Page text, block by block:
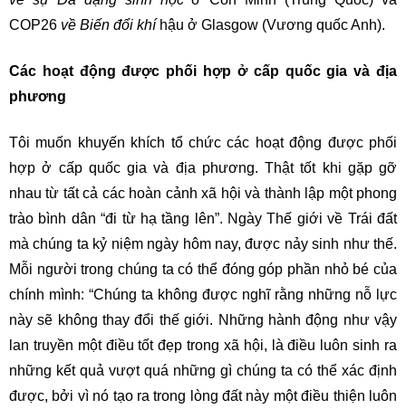
COP26 về Biến đổi khíhậu ở Glasgow (Vương quốc Anh).
Các hoạt động được phối hợp ở cấp quốc gia và địa
phương
Tôi muốn khuyến khích tổ chức các hoạt động được phối
hợp ở cấp quốc gia và địa phương. Thật tốt khi gặp gỡ
nhau từ tất cả các hoàn cảnh xã hội và thành lập một phong
trào bình dân “đi từ hạ tầng lên”. Ngày Thế giới về Trái đất
mà chúng ta kỷ niệm ngày hôm nay, được nảy sinh như thế.
Mỗi người trong chúng ta có thể đóng góp phần nhỏ bé của
chính mình: “Chúng ta không được nghĩ rằng những nỗ lực
này sẽ không thay đổi thế giới. Những hành động như vậy
lan truyền một điều tốt đẹp trong xã hội, là điều luôn sinh ra
những kết quả vượt quá những gì chúng ta có thể xác định
được, bởi vì nó tạo ra trong lòng đất này một điều thiện luôn